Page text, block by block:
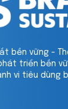
bền vững -
triển bền
vi tiêu dùng